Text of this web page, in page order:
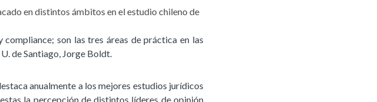
en distintos ámbitos en el estudio chileno de
son las tres áreas de práctica en las
de Santiago, Jorge Boldt.
anualmente a los mejores estudios jurídicos
la percepción de distintos líderes de opinión